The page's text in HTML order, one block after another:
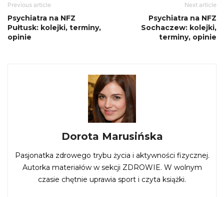
Previous article
Psychiatra na NFZ
Pułtusk: kolejki, terminy,
opinie
Next article
Psychiatra na NFZ
Sochaczew: kolejki,
terminy, opinie
Dorota Marusińska
Pasjonatka zdrowego trybu życia i aktywności fizycznej.
Autorka materiałów w sekcji ZDROWIE. W wolnym
czasie chętnie uprawia sport i czyta książki.